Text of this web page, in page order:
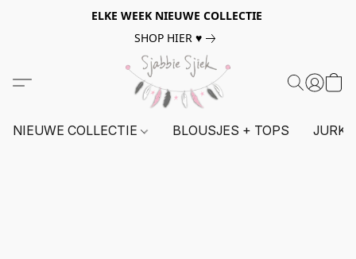
ELKE WEEK NIEUWE COLLECTIE
SHOP HIER ♥
NIEUWE COLLECTIE BLOUSJES + TOPS